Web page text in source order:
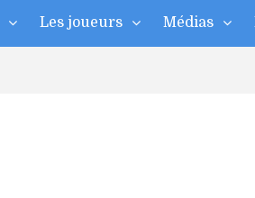
Les joueurs Médias